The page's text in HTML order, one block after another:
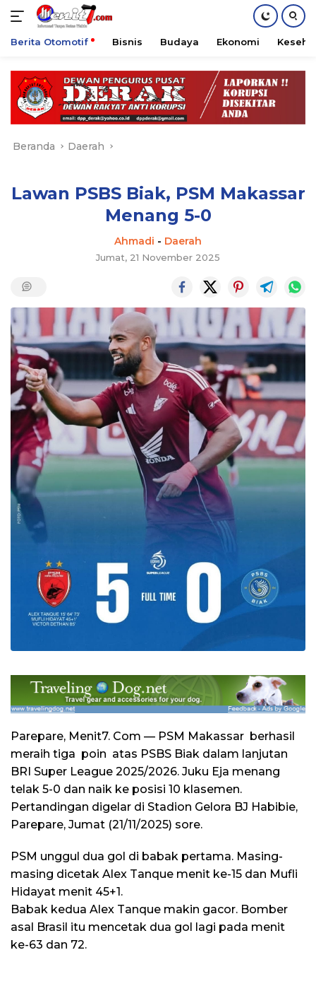
konten
Berita Otomotif Bisnis Budaya Ekonomi
Beranda Daerah
Lawan PSBS Biak, PSM Makassar
Menang 5-0
Ahmadi - Daerah
Jumat, 21 November 2025
Parepare, Menit7. Com — PSM Makassar berhasil
meraih tiga poin atas PSBS Biak dalam lanjutan
BRI Super League 2025/2026. Juku Eja menang
telak 5-0 dan naik ke posisi 10 klasemen.
Pertandingan digelar di Stadion Gelora BJ Habibie,
Parepare, Jumat (21/11/2025) sore.
PSM unggul dua gol di babak pertama. Masing-
masing dicetak Alex Tanque menit ke-15 dan Mufli
Hidayat menit 45+1.
Babak kedua Alex Tanque makin gacor. Bomber
asal Brasil itu mencetak dua gol lagi pada menit
ke-63 dan 72.